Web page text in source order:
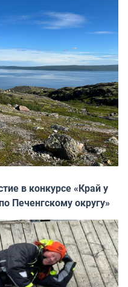
в конкурсе «Край у
Печенгскому округу»